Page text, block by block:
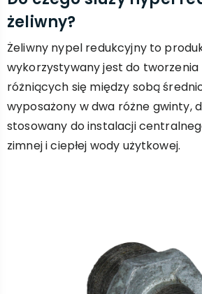
żeliwny?
Żeliwny nypel redukcyjny to
wykorzystywany jest do tworzenia
różniących się między sobą
wyposażony w dwa różne gwinty,
stosowany do instalacji
zimnej i ciepłej wody użytkowej.